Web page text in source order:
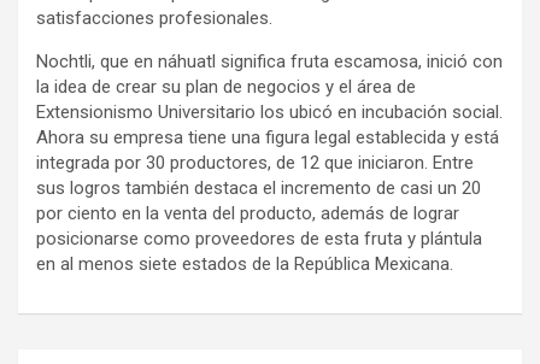
satisfacciones profesionales.
Nochtli, que en náhuatl significa fruta escamosa, inició con
la idea de crear su plan de negocios y el área de
Extensionismo Universitario los ubicó en incubación social.
Ahora su empresa tiene una figura legal establecida y está
integrada por 30 productores, de 12 que iniciaron. Entre
sus logros también destaca el incremento de casi un 20
por ciento en la venta del producto, además de lograr
posicionarse como proveedores de esta fruta y plántula
en al menos siete estados de la República Mexicana.